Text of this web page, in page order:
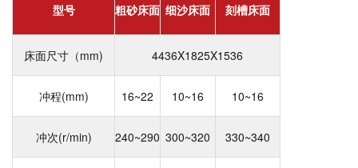
型号 粗砂床面 细沙床面 刻槽床面
床面尺寸（mm) 4436X1825X1536
冲程(mm) 16~22 10~16 10~16
冲次(r/min) 240~290 300~320 330~340